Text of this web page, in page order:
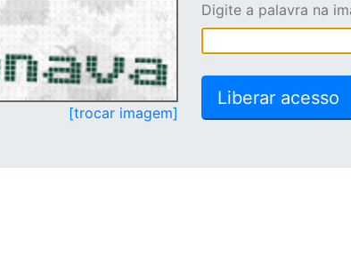
[trocar imagem]
Digite a palavra na